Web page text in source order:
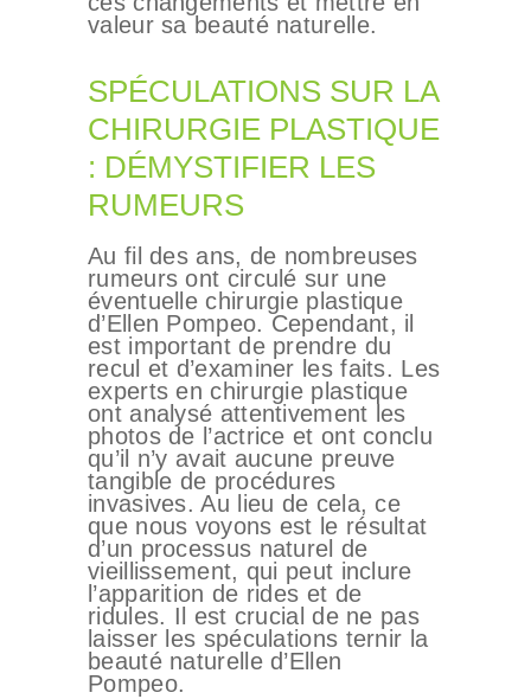
valeur sa beauté naturelle.
SPÉCULATIONS SUR LA
CHIRURGIE PLASTIQUE
: DÉMYSTIFIER LES
RUMEURS
Au fil des ans, de nombreuses
rumeurs ont circulé sur une
éventuelle chirurgie plastique
d’Ellen Pompeo. Cependant, il
est important de prendre du
recul et d’examiner les faits. Les
experts en chirurgie plastique
ont analysé attentivement les
photos de l’actrice et ont conclu
qu’il n’y avait aucune preuve
tangible de procédures
invasives. Au lieu de cela, ce
que nous voyons est le résultat
d’un processus naturel de
vieillissement, qui peut inclure
l’apparition de rides et de
ridules. Il est crucial de ne pas
laisser les spéculations ternir la
beauté naturelle d’Ellen
Pompeo.